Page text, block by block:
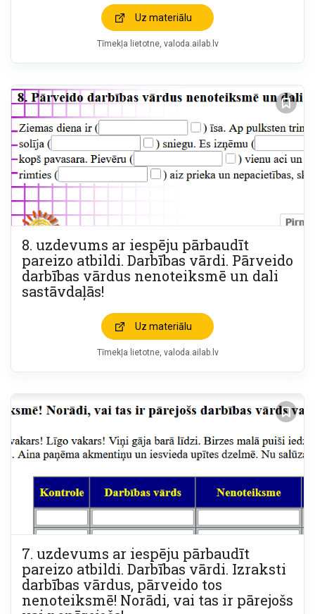
Uz materiālu
Tīmekļa lietotne valoda.ailab.lv
8. uzdevums ar iespēju pārbaudīt
pareizo atbildi. Darbības vārdi. Pārveido
darbības vārdus nenoteiksmē un dali
sastāvdaļās!
Uz materiālu
Tīmekļa lietotne valoda.ailab.lv
7. uzdevums ar iespēju pārbaudīt
pareizo atbildi. Darbības vārdi. Izraksti
darbības vārdus, pārveido tos
nenoteiksmē! Norādi, vai tas ir pārejošs